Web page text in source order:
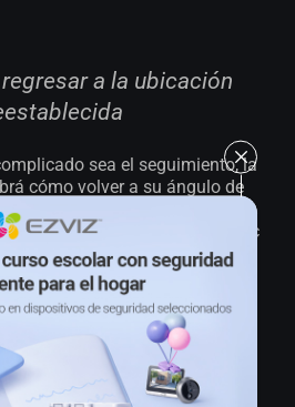
a la ubicación
sea el seguimiento, la
cómo volver a su ángulo de
identificar hasta 12 ángulos a
EZVIZ. Solo tiene que hacer clic
y la cámara retornará
a su lugar.